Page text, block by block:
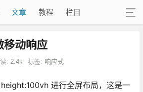
文章 教程 栏目
动响应
: 2.4k 标签: 响应式
进行全屏布局，这是一